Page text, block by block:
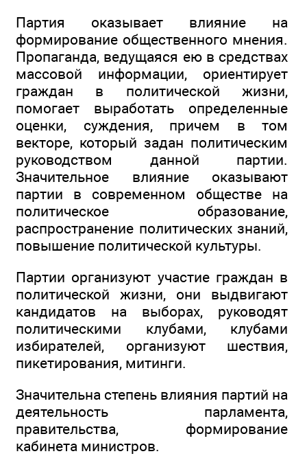
Партия оказывает влияние на
формирование общественного мнения.
Пропаганда, ведущаяся ею в средствах
массовой информации, ориентирует
граждан в политической жизни,
помогает выработать определенные
оценки, суждения, причем в том
векторе, который задан политическим
руководством данной партии.
Значительное влияние оказывают
партии в современном обществе на
политическое образование,
распространение политических знаний,
повышение политической культуры.
Партии организуют участие граждан в
политической жизни, они выдвигают
кандидатов на выборах, руководят
политическими клубами, клубами
избирателей, организуют шествия,
пикетирования, митинги.
Значительна степень влияния партий на
деятельность парламента,
правительства, формирование
кабинета министров.